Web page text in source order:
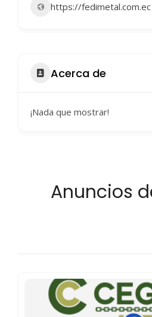
https://fedimetal.com.ec
Acerca de
¡Nada que mostrar!
Anuncios